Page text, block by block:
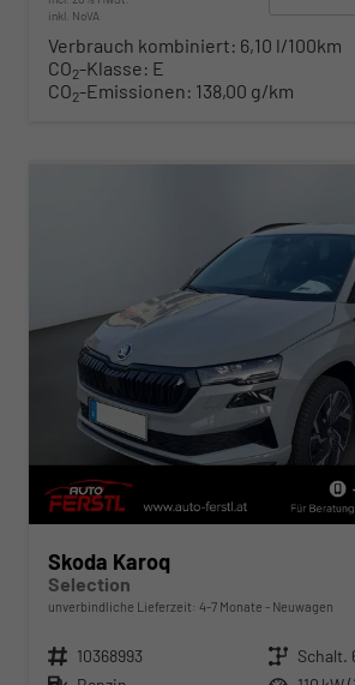
inkl. NoVA
Verbrauch kombiniert: 6,10 l/100km
CO2-Klasse: E
CO2-Emissionen: 138,00 g/km
Skoda Karoq
Selection
unverbindliche Lieferzeit: 4-7 Monate Neuwagen
Fahrzeugnr. 10368993 Getriebe Schalt.